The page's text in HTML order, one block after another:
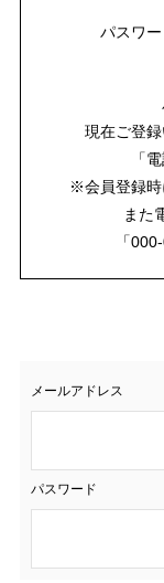
パスワー
現在ご登録
「
※会員登録時
また
「
メールアドレス
パスワード